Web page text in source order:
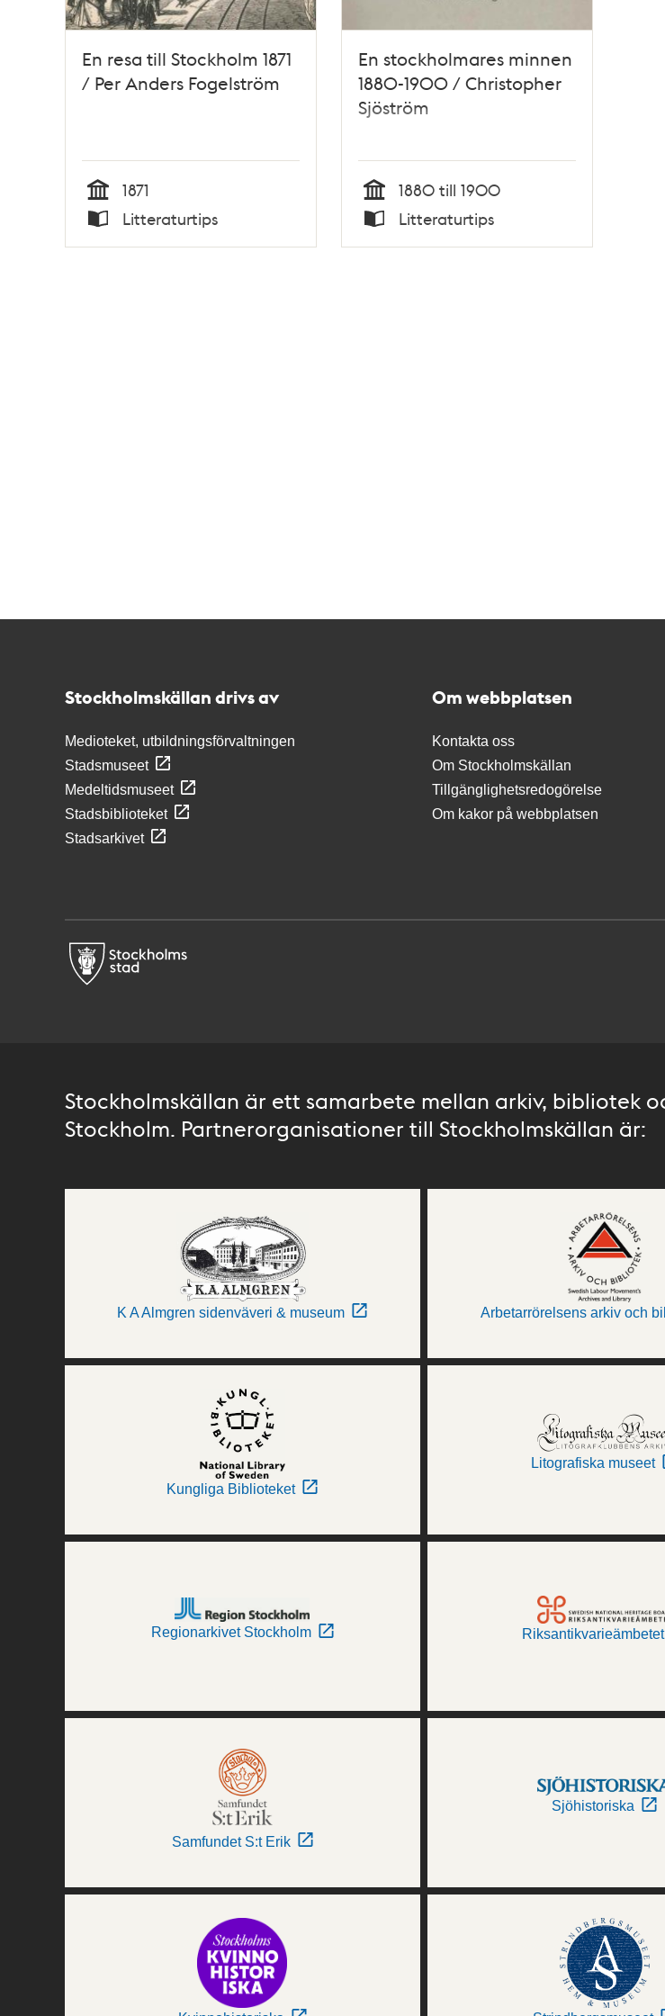
En resa till Stockholm 1871
/ Per Anders Fogelström
Tid
1871
Typ
Litteraturtips
En stockholmares minnen
1880-1900 / Christopher
Sjöström
Tid
1880 till 1900
Typ
Litteraturtips
Stockholmskällan drivs av
Medioteket, utbildningsförvaltningen
Stadsmuseet
Medeltidsmuseet
Stadsbiblioteket
Stadsarkivet
Om webbplatsen
Kontakta oss
Om Stockholmskällan
Tillgänglighetsredogörelse
Om kakor på webbplatsen
Stockholmskällan är ett samarbete mellan arkiv, bibliotek
Stockholm. Partnerorganisationer till Stockholmskällan är:
K A Almgren sidenväveri & museum Arbetarrörelsens arkiv och
Kungliga Biblioteket
Litografiska museet
Regionarkivet Stockholm Riksantikvarieämbetet
Samfundet S:t Erik
Sjöhistoriska